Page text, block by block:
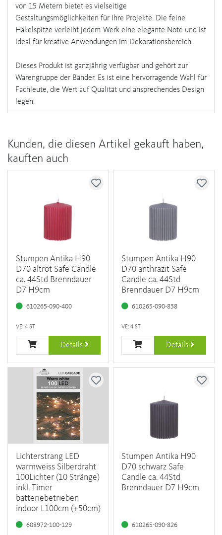
von 15 Metern bietet es vielseitige
Gestaltungsmöglichkeiten für Ihre Projekte. Die feine
Häkelspitze verleiht jedem Werk eine elegante Note und ist
ideal für kreative Anwendungen im Dekorationsbereich.
Dieses Produkt ist ganzjährig verfügbar und gehört zur
Warengruppe der Bänder. Es ist eine hervorragende Wahl für
Fachleute, die Wert auf Qualität und ansprechendes Design
legen.
Kunden, die diesen Artikel gekauft haben,
kauften auch
Stumpen Antika H90
D70 altrot Safe Candle
ca. 44Std Brenndauer
D7 H9cm
610265-090-400
VE: 4 ST
Details
Stumpen Antika H90
D70 anthrazit Safe
Candle ca. 44Std
Brenndauer D7 H9cm
610265-090-838
VE: 4 ST
Details
Lichterstrang LED
warmweiss Silberdraht
100Lichter (10 Stränge)
inkl. Timer
batteriebetrieben
indoor L100cm (+50cm)
608972-100-129
Stumpen Antika H90
D70 schwarz Safe
Candle ca. 44Std
Brenndauer D7 H9cm
610265-090-826